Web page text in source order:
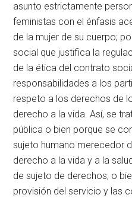
asunto estrictamente
feministas con el énfasis
de la mujer de su cuerpo;
social que justifica la
de la ética del contrato
responsabilidades a los
respeto a los derechos de
derecho a la vida. Así, se
pública o bien porque se
sujeto humano merecedor
derecho a la vida y a la
de sujeto de derechos; o
provisión del servicio y las